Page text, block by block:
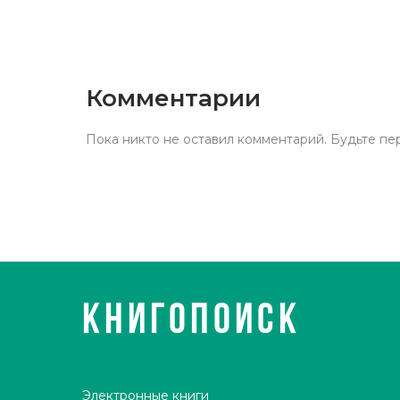
Комментарии
Пока никто не оставил комментарий. Будьте
КНИГОПОИСК
Электронные книги